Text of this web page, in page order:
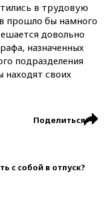
в трудовую
прошло бы намного
довольно
назначенных
подразделения
находят своих
Поделиться
с собой в отпуск?